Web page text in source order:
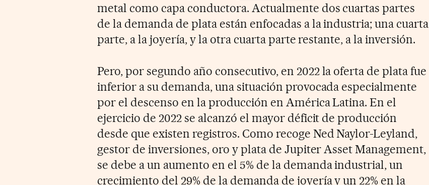
metal como capa conductora. Actualmente dos cuartas partes
de la demanda de plata están enfocadas a la industria; una cuarta
parte, a la joyería, y la otra cuarta parte restante, a la inversión.
Pero, por segundo año consecutivo, en 2022 la oferta de plata fue
inferior a su demanda, una situación provocada especialmente
por el descenso en la producción en América Latina. En el
ejercicio de 2022 se alcanzó el mayor déficit de producción
desde que existen registros. Como recoge Ned Naylor-Leyland,
gestor de inversiones, oro y plata de Jupiter Asset Management,
se debe a un aumento en el 5% de la demanda industrial, un
crecimiento del 29% de la demanda de joyería y un 22% en la